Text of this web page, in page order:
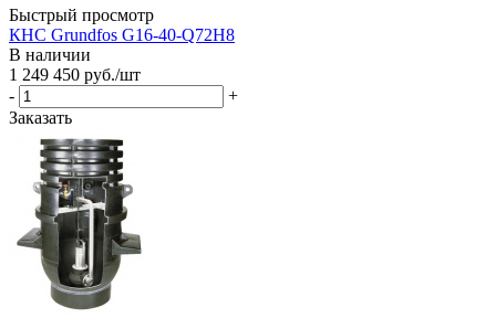
Быстрый просмотр
КНС Grundfos G16-40-Q72H8
В наличии
1 249 450 руб./шт
-
+
Заказать